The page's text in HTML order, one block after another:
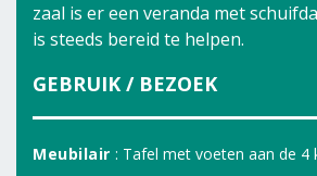
zaal is er een veranda met
is steeds bereid te helpen.
GEBRUIK / BEZOEK
Meubilair : Tafel met voeten aan de 4